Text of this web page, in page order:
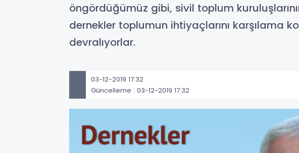
öngördüğümüz gibi, sivil toplum
dernekler toplumun ihtiyaçlarını karşılama
devralıyorlar.
03-12-2019 17:32
Güncelleme : 03-12-2019 17:32